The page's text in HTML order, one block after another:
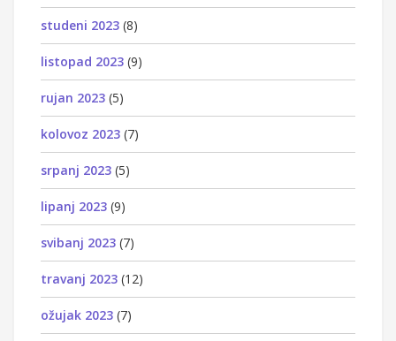
studeni 2023 (8)
listopad 2023 (9)
rujan 2023 (5)
kolovoz 2023 (7)
srpanj 2023 (5)
lipanj 2023 (9)
svibanj 2023 (7)
travanj 2023 (12)
ožujak 2023 (7)